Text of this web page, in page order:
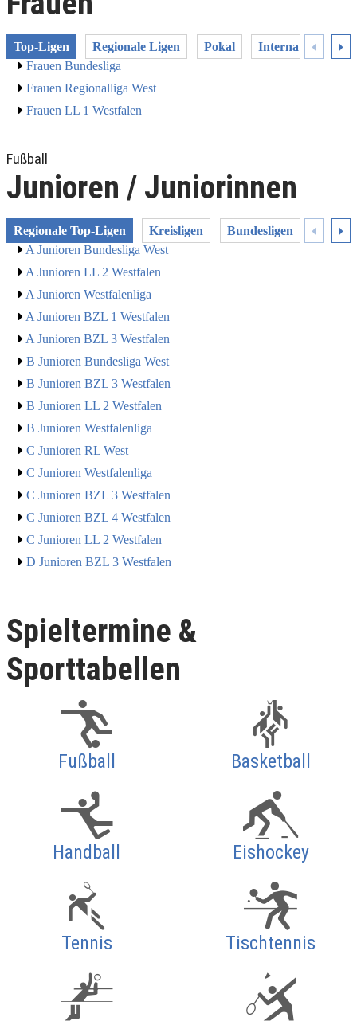
Top-Ligen Regionale Ligen Pokal Internationale
Frauen Bundesliga
Frauen Regionalliga West
Frauen LL 1 Westfalen
Fußball
Junioren / Juniorinnen
Regionale Top-Ligen Kreisligen Bundesligen
A Junioren Bundesliga West
A Junioren LL 2 Westfalen
A Junioren Westfalenliga
A Junioren BZL 1 Westfalen
A Junioren BZL 3 Westfalen
B Junioren Bundesliga West
B Junioren BZL 3 Westfalen
B Junioren LL 2 Westfalen
B Junioren Westfalenliga
C Junioren RL West
C Junioren Westfalenliga
C Junioren BZL 3 Westfalen
C Junioren BZL 4 Westfalen
C Junioren LL 2 Westfalen
D Junioren BZL 3 Westfalen
Spieltermine &
Sporttabellen
Fußball Basketball
Handball Eishockey
Tennis Tischtennis